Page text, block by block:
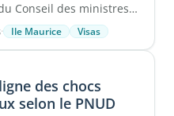
Conseil des ministres
· Ile Maurice Visas
des chocs
selon le PNUD